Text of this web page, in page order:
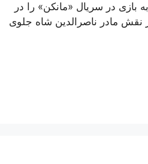
در سریال «مانکن» را در
مادر ناصرالدین شاه جلوی